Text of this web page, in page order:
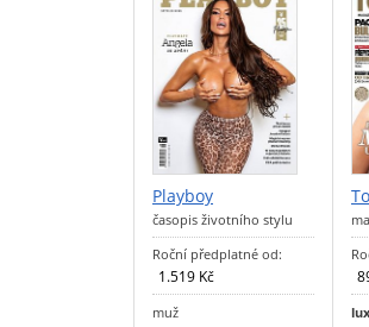
Playboy
časopis životního stylu
Roční předplatné od:
1.519 Kč
muž